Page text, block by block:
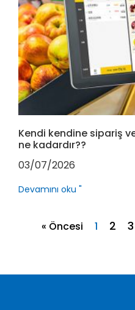
Kendi kendine sipariş
ne kadardır??
03/07/2026
Devamını oku "
« Öncesi 1 2 3